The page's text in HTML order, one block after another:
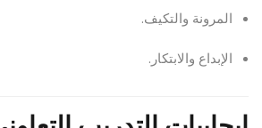
المرونة والتكيف.
الإبداع والابتكار.